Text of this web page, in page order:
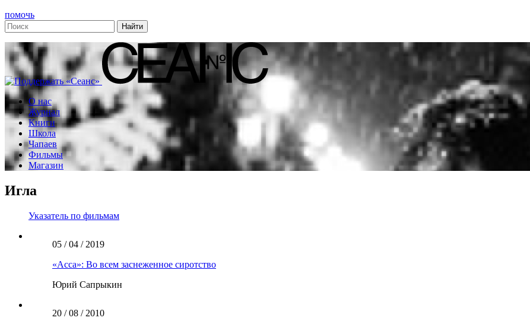
помочь
О нас
Журнал
Книги
Школа
Чапаев
Фильмы
Магазин
Игла
Указатель по фильмам
05 / 04 / 2019
«Асса»: Во всем заснеженное сиротство
Юрий Сапрыкин
20 / 08 / 2010